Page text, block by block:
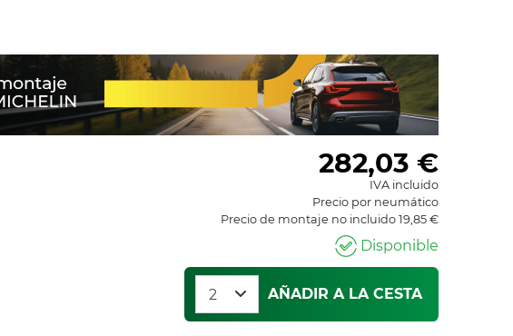
282,03 €
IVA incluido
Precio por neumático
Precio de montaje no incluido 19,85 €
Disponible
AÑADIR A LA CESTA